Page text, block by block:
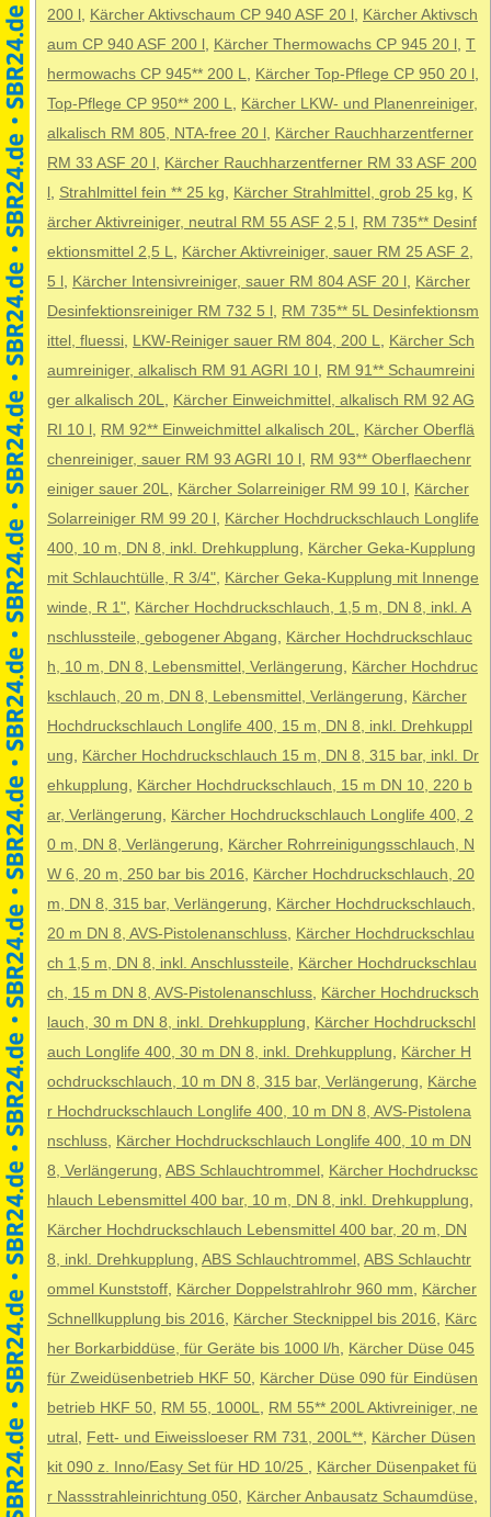
200 l , Kärcher Aktivschaum CP 940 ASF 20 l , Kärcher Aktivsch
aum CP 940 ASF 200 l , Kärcher Thermowachs CP 945 20 l , T
hermowachs CP 945** 200 L, Kärcher Top-Pflege CP 950 20 l ,
Top-Pflege CP 950** 200 L, Kärcher LKW- und Planenreiniger,
alkalisch RM 805, NTA-free 20 l , Kärcher Rauchharzentferner
RM 33 ASF 20 l , Kärcher Rauchharzentferner RM 33 ASF 200
, Strahlmittel fein ** 25 kg, Kärcher Strahlmittel, grob 25 kg, K
ärcher Aktivreiniger, neutral RM 55 ASF 2,5 l , RM 735** Desinf
ektionsmittel 2,5 L, Kärcher Aktivreiniger, sauer RM 25 ASF 2,
5 l , Kärcher Intensivreiniger, sauer RM 804 ASF 20 l , Kärcher
Desinfektionsreiniger RM 732 5 l , RM 735** 5L Desinfektionsm
ittel, fluessi, LKW-Reiniger sauer RM 804, 200 L, Kärcher Sch
aumreiniger, alkalisch RM 91 AGRI 10 l , RM 91** Schaumreini
ger alkalisch 20L, Kärcher Einweichmittel, alkalisch RM 92 AG
RI 10 l , RM 92** Einweichmittel alkalisch 20L, Kärcher Oberflä
chenreiniger, sauer RM 93 AGRI 10 l , RM 93** Oberflaechenr
einiger sauer 20L, Kärcher Solarreiniger RM 99 10 l , Kärcher
Solarreiniger RM 99 20 l , Kärcher Hochdruckschlauch Longlife
400, 10 m, DN 8, inkl. Drehkupplung, Kärcher Geka-Kupplung
mit Schlauchtülle, R 3/4", Kärcher Geka-Kupplung mit Innenge
winde, R 1", Kärcher Hochdruckschlauch, 1,5 m, DN 8, inkl. A
nschlussteile, gebogener Abgang, Kärcher Hochdruckschlauc
h, 10 m, DN 8, Lebensmittel, Verlängerung, Kärcher Hochdruc
kschlauch, 20 m, DN 8, Lebensmittel, Verlängerung, Kärcher
Hochdruckschlauch Longlife 400, 15 m, DN 8, inkl. Drehkuppl
ung, Kärcher Hochdruckschlauch 15 m, DN 8, 315 bar, inkl. Dr
ehkupplung, Kärcher Hochdruckschlauch, 15 m DN 10, 220 b
ar, Verlängerung, Kärcher Hochdruckschlauch Longlife 400, 2
0 m, DN 8, Verlängerung, Kärcher Rohrreinigungsschlauch, N
W 6, 20 m, 250 bar bis 2016, Kärcher Hochdruckschlauch, 20
m, DN 8, 315 bar, Verlängerung, Kärcher Hochdruckschlauch,
20 m DN 8, AVS-Pistolenanschluss, Kärcher Hochdruckschlau
ch 1,5 m, DN 8, inkl. Anschlussteile, Kärcher Hochdruckschlau
ch, 15 m DN 8, AVS-Pistolenanschluss, Kärcher Hochdrucksch
lauch, 30 m DN 8, inkl. Drehkupplung, Kärcher Hochdruckschl
auch Longlife 400, 30 m DN 8, inkl. Drehkupplung, Kärcher H
ochdruckschlauch, 10 m DN 8, 315 bar, Verlängerung, Kärche
r Hochdruckschlauch Longlife 400, 10 m DN 8, AVS-Pistolena
nschluss, Kärcher Hochdruckschlauch Longlife 400, 10 m DN
8, Verlängerung, ABS Schlauchtrommel , Kärcher Hochdrucksc
hlauch Lebensmittel 400 bar, 10 m, DN 8, inkl. Drehkupplung,
Kärcher Hochdruckschlauch Lebensmittel 400 bar, 20 m, DN
8, inkl. Drehkupplung, ABS Schlauchtrommel , ABS Schlauchtr
ommel Kunststoff, Kärcher Doppelstrahlrohr 960 mm, Kärcher
Schnellkupplung bis 2016, Kärcher Stecknippel bis 2016, Kärc
her Borkarbiddüse, für Geräte bis 1000 l/h, Kärcher Düse 045
für Zweidüsenbetrieb HKF 50, Kärcher Düse 090 für Eindüsen
betrieb HKF 50, RM 55, 1000L, RM 55** 200L Aktivreiniger, ne
utral , Fett- und Eiweissloeser RM 731, 200L**, Kärcher Düsen
kit 090 z. Inno/Easy Set für HD 10/25 , Kärcher Düsenpaket fü
r Nassstrahleinrichtung 050, Kärcher Anbausatz Schaumdüse,